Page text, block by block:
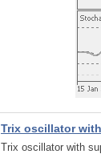
Trix oscillator
Trix oscillator with